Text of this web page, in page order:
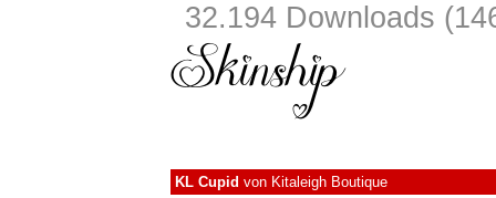
32.194 Downloads
KL Cupid von Kitaleigh Boutique